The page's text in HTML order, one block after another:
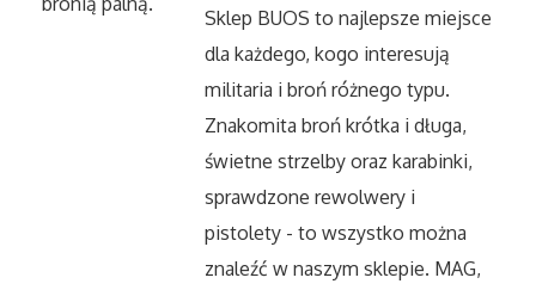
Salony, Komisy
Materiały Promocyjne
Agencje Reklamowe
Materiały Reklamowe
Sklep BUOS to najlepsze miejsce
dla każdego, kogo interesują
militaria i broń różnego typu.
Znakomita broń krótka i długa,
świetne strzelby oraz karabinki,
sprawdzone rewolwery i
pistolety - to wszystko można
znaleźć w naszym sklepie. MAG,